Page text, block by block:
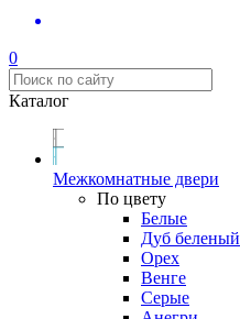
0
Каталог
Межкомнатные двери
По цвету
Белые
Дуб беленый
Орех
Венге
Серые